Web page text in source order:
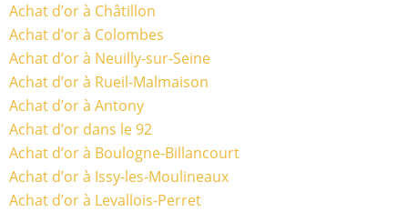
Achat d’or à Châtillon
Achat d’or à Colombes
Achat d’or à Neuilly-sur-Seine
Achat d’or à Rueil-Malmaison
Achat d’or à Antony
Achat d’or dans le 92
Achat d’or à Boulogne-Billancourt
Achat d’or à Issy-les-Moulineaux
Achat d’or à Levallois-Perret